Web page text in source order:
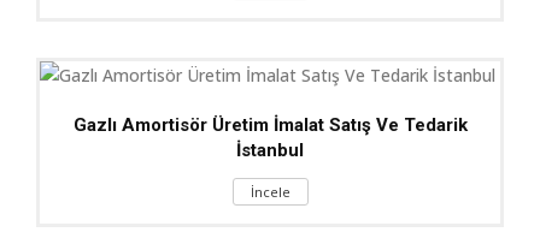
Gazlı Amortisör Üretim İmalat Satış Ve Tedarik
İstanbul
İncele